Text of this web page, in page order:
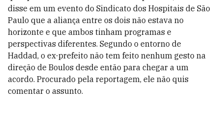
disse em um evento do Sindicato dos Hospitais de São
Paulo que a aliança entre os dois não estava no
horizonte e que ambos tinham programas e
perspectivas diferentes. Segundo o entorno de
Haddad, o ex-prefeito não tem feito nenhum gesto na
direção de Boulos desde então para chegar a um
acordo. Procurado pela reportagem, ele não quis
comentar o assunto.